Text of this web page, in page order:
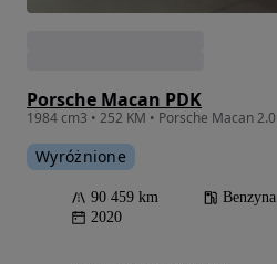
Porsche Macan PDK
Wyróżnione
90 459 km Benzyna
2020